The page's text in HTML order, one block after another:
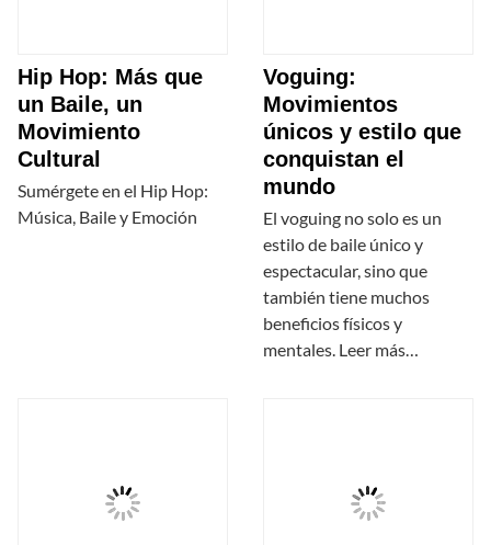
Hip Hop: Más que
un Baile, un
Movimiento
Cultural
Sumérgete en el Hip Hop:
Música, Baile y Emoción
Voguing:
Movimientos
únicos y estilo que
conquistan el
mundo
El voguing no solo es un
estilo de baile único y
espectacular, sino que
también tiene muchos
beneficios físicos y
mentales. Leer más…